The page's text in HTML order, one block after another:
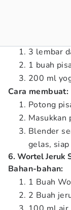
3 lembar
1 buah
200 ml
Cara membuat:
Potong
Masukkan
Blender
gelas,
6. Wortel Jeruk
Bahan-bahan:
1 Buah
2 Buah